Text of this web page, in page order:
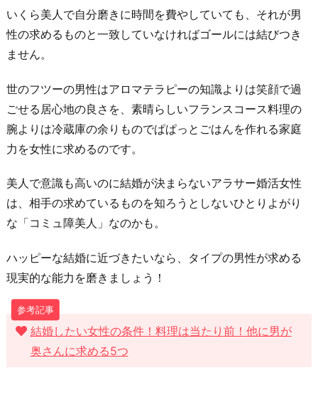
いくら美人で自分磨きに時間を費やしていても、それが男
性の求めるものと一致していなければゴールには結びつき
ません。
世のフツーの男性はアロマテラピーの知識よりは笑顔で過
ごせる居心地の良さを、素晴らしいフランスコース料理の
腕よりは冷蔵庫の余りものでぱぱっとごはんを作れる家庭
力を女性に求めるのです。
美人で意識も高いのに結婚が決まらないアラサー婚活女性
は、相手の求めているものを知ろうとしないひとりよがり
な「コミュ障美人」なのかも。
ハッピーな結婚に近づきたいなら、タイプの男性が求める
現実的な能力を磨きましょう！
結婚したい女性の条件！料理は当たり前！他に男が
奥さんに求める5つ